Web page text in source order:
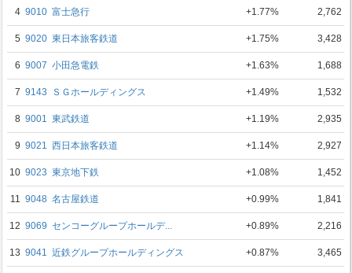
4 9010 富士急行 +1.77% 2,762
5 9020 東日本旅客鉄道 +1.75% 3,428
6 9007 小田急電鉄 +1.63% 1,688
7 9143 ＳＧホールディングス +1.49% 1,532
8 9001 東武鉄道 +1.19% 2,935
9 9021 西日本旅客鉄道 +1.14% 2,927
10 9023 東京地下鉄 +1.08% 1,452
11 9048 名古屋鉄道 +0.99% 1,841
12 9069 センコーグループホールデ... +0.89% 2,216
13 9041 近鉄グループホールディングス +0.87% 3,465